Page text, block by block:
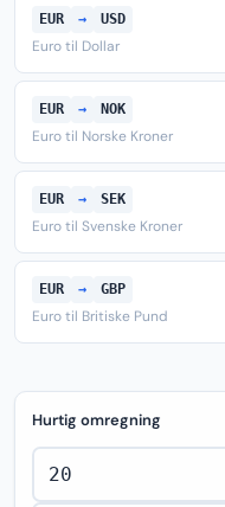
EUR → USD
Euro til Dollar
EUR → NOK
Euro til Norske Kroner
EUR → SEK
Euro til Svenske Kroner
EUR → GBP
Euro til Britiske Pund
Hurtig omregning